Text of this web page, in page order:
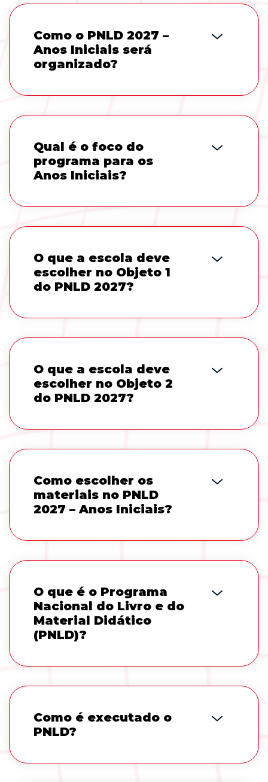
Como o PNLD 2027 –
Anos Iniciais será
organizado?
Qual é o foco do
programa para os
Anos Iniciais?
O que a escola deve
escolher no Objeto 1
do PNLD 2027?
O que a escola deve
escolher no Objeto 2
do PNLD 2027?
Como escolher os
materiais no PNLD
2027 – Anos Iniciais?
O que é o Programa
Nacional do Livro e do
Material Didático
(PNLD)?
Como é executado o
PNLD?